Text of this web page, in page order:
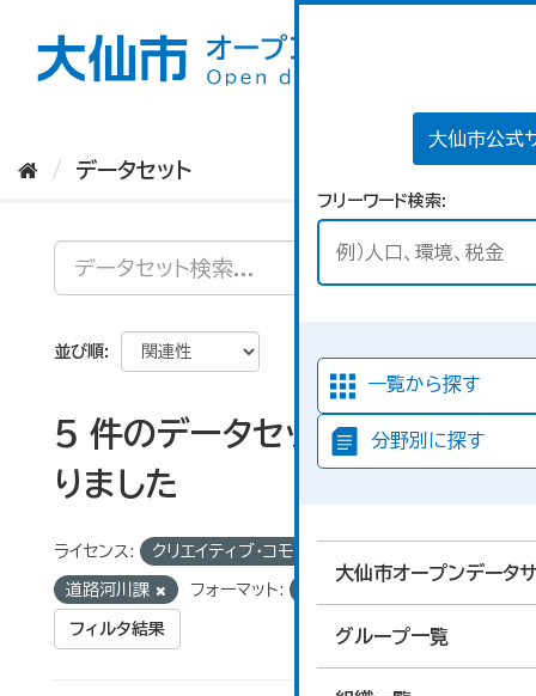
大仙市公式
フリーワード検索
一覧から探す
分野別に探す
大仙市オープンデータ
グループ一覧
データセット
並び順
5 件のデータセットが見つか
りました
ライセンス: クリエイティブ・コモンズ 表示
道路河川課 フォーマット:
フィルタ結果